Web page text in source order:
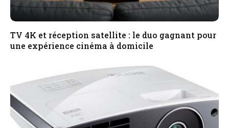
TV 4K et réception satellite : le duo gagnant pour
une expérience cinéma à domicile